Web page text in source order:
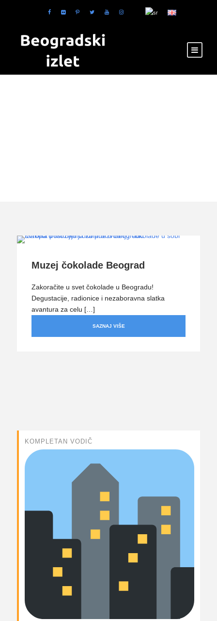
Muzej čokolade Beograd
Zakoračite u svet čokolade u Beogradu!
Degustacije, radionice i nezaboravna slatka
avantura za celu […]
SAZNAJ VIŠE
KOMPLETAN VODIČ